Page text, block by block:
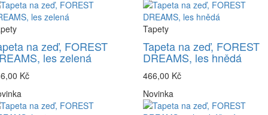
na zeď, FOREST
les zelená
Kč
Tapety
Tapeta na zeď, FOREST
DREAMS, les hnědá
466,00 Kč
Novinka